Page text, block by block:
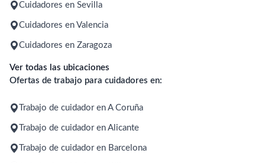
Cuidadores en Sevilla
Cuidadores en Valencia
Cuidadores en Zaragoza
Ver todas las ubicaciones
Ofertas de trabajo para cuidadores en:
Trabajo de cuidador en A Coruña
Trabajo de cuidador en Alicante
Trabajo de cuidador en Barcelona